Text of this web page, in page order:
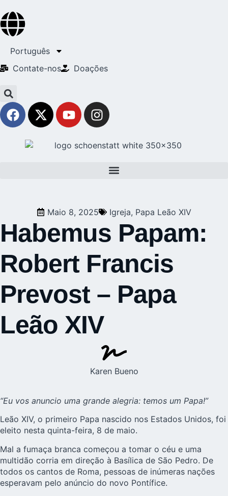
Português
Contate-nos
Doações
Maio 8, 2025 Igreja, Papa Leão XIV
Habemus Papam:
Robert Francis
Prevost – Papa
Leão XIV
Karen Bueno
“Eu vos anuncio uma grande alegria: temos um Papa!”
Leão XIV, o primeiro Papa nascido nos Estados Unidos, foi
eleito nesta quinta-feira, 8 de maio.
Mal a fumaça branca começou a tomar o céu e uma
multidão corria em direção à Basílica de São Pedro. De
todos os cantos de Roma, pessoas de inúmeras nações
esperavam pelo anúncio do novo Pontífice.